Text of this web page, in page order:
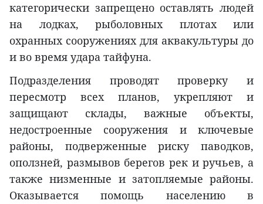
категорически запрещено оставлять людей
на лодках, рыболовных плотах или
охранных сооружениях для аквакультуры до
и во время удара тайфуна.
Подразделения проводят проверку и
пересмотр всех планов, укрепляют и
защищают склады, важные объекты,
недостроенные сооружения и ключевые
районы, подверженные риску паводков,
оползней, размывов берегов рек и ручьев, а
также низменные и затопляемые районы.
Оказывается помощь населению в